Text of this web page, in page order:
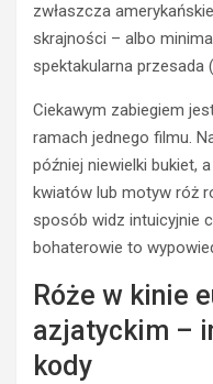
zwłaszcza
skrajności – albo
spektakularna przesada
Ciekawym zabiegiem
ramach jednego filmu.
później niewielki bukiet,
kwiatów lub motyw róż
sposób widz intuicyjnie
bohaterowie to
Róże w kinie
azjatyckim –
kody